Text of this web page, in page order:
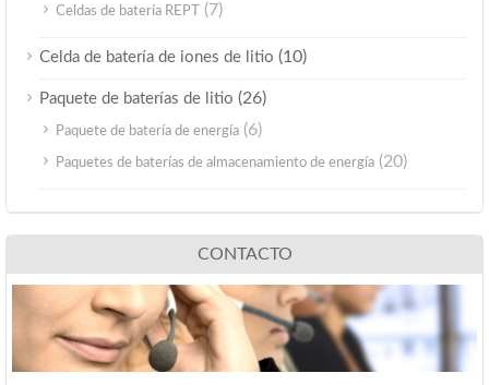
Celdas de batería REPT (7)
Celda de batería de iones de litio (10)
Paquete de baterías de litio (26)
Paquete de batería de energía (6)
Paquetes de baterías de almacenamiento de energía (20)
CONTACTO